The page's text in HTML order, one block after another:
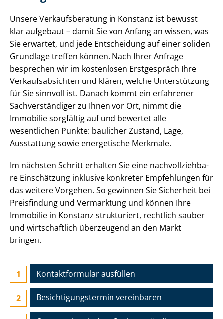
Unsere Ver­kaufs­be­ra­tung in Konstanz ist bewusst
klar aufgebaut – damit Sie von Anfang an wissen, was
Sie erwartet, und jede Entscheidung auf einer soliden
Grundlage treffen können. Nach Ihrer Anfrage
besprechen wir im kostenlosen Erstgespräch Ihre
Ver­kaufs­ab­sich­ten und klären, welche Unterstützung
für Sie sinnvoll ist. Danach kommt ein erfahrener
Sach­ver­stän­di­ger zu Ihnen vor Ort, nimmt die
Immobilie sorgfältig auf und bewertet alle
wesentlichen Punkte: baulicher Zustand, Lage,
Ausstattung sowie energetische Merkmale.
Im nächsten Schritt erhalten Sie eine nach­voll­zieh­ba­
re Einschätzung inklusive konkreter Empfehlungen für
das weitere Vorgehen. So gewinnen Sie Sicherheit bei
Preisfindung und Vermarktung und können Ihre
Immobilie in Konstanz strukturiert, rechtlich sauber
und wirtschaftlich überzeugend an den Markt
bringen.
Kontaktformular ausfüllen
Besichtigungs­termin vereinbaren